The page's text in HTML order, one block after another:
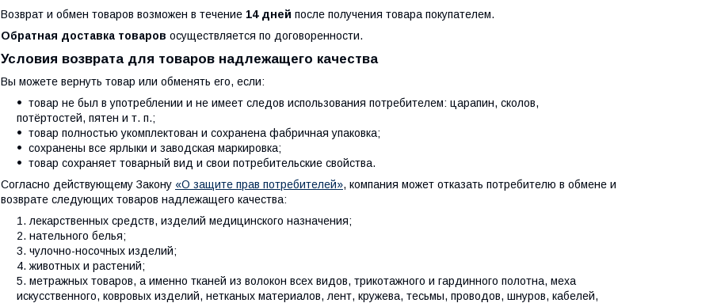
Возврат и обмен товаров возможен в течение 14 дней после получения товара покупателем.
Обратная доставка товаров осуществляется по договоренности.
Условия возврата для товаров надлежащего качества
Вы можете вернуть товар или обменять его, если:
товар не был в употреблении и не имеет следов использования потребителем: царапин, сколов,
потёртостей, пятен и т. п.;
товар полностью укомплектован и сохранена фабричная упаковка;
сохранены все ярлыки и заводская маркировка;
товар сохраняет товарный вид и свои потребительские свойства.
Согласно действующему Закону «О защите прав потребителей», компания может отказать потребителю в обмене и
возврате следующих товаров надлежащего качества:
лекарственных средств, изделий медицинского назначения;
нательного белья;
чулочно-носочных изделий;
животных и растений;
метражных товаров, а именно тканей из волокон всех видов, трикотажного и гардинного полотна, меха
искусственного, ковровых изделий, нетканых материалов, лент, кружева, тесьмы, проводов, шнуров, кабелей,